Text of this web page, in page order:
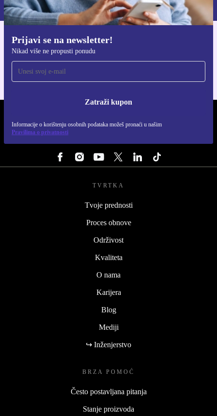
Prijavi se na newsletter!
Nikad više ne propusti ponudu
Zatraži kupon
Informacije o korištenju osobnih podataka možeš pronaći u našim
Pravilima o privatnosti
Pravilima privatnosti.
Preuzmi refurbed aplikaciju
Za iOS i Android
TVRTKA
Tvoje prednosti
Proces obnove
Održivost
Kvaliteta
O nama
Karijera
Blog
Mediji
↪ Inženjerstvo
BRZA POMOĆ
Često postavljana pitanja
Stanje proizvoda